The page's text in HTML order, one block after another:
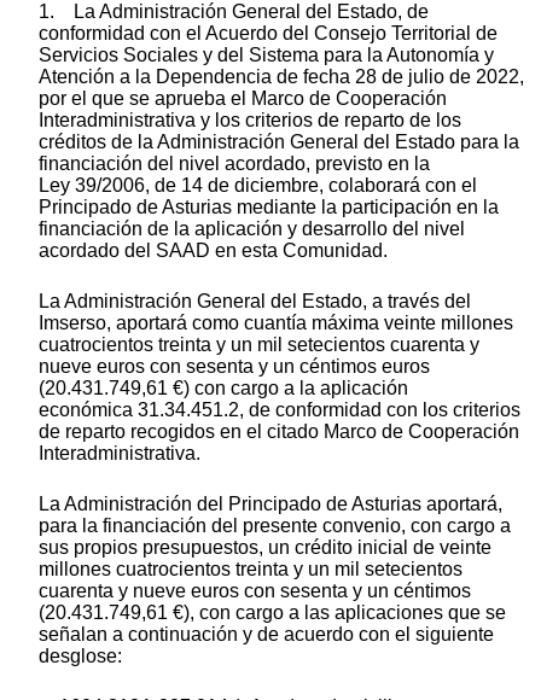
1. La Administración General del Estado, de
conformidad con el Acuerdo del Consejo Territorial de
Servicios Sociales y del Sistema para la Autonomía y
Atención a la Dependencia de fecha 28 de julio de 2022,
por el que se aprueba el Marco de Cooperación
Interadministrativa y los criterios de reparto de los
créditos de la Administración General del Estado para la
financiación del nivel acordado, previsto en la
Ley 39/2006, de 14 de diciembre, colaborará con el
Principado de Asturias mediante la participación en la
financiación de la aplicación y desarrollo del nivel
acordado del SAAD en esta Comunidad.
La Administración General del Estado, a través del
Imserso, aportará como cuantía máxima veinte millones
cuatrocientos treinta y un mil setecientos cuarenta y
nueve euros con sesenta y un céntimos euros
(20.431.749,61 €) con cargo a la aplicación
económica 31.34.451.2, de conformidad con los criterios
de reparto recogidos en el citado Marco de Cooperación
Interadministrativa.
La Administración del Principado de Asturias aportará,
para la financiación del presente convenio, con cargo a
sus propios presupuestos, un crédito inicial de veinte
millones cuatrocientos treinta y un mil setecientos
cuarenta y nueve euros con sesenta y un céntimos
(20.431.749,61 €), con cargo a las aplicaciones que se
señalan a continuación y de acuerdo con el siguiente
desglose: